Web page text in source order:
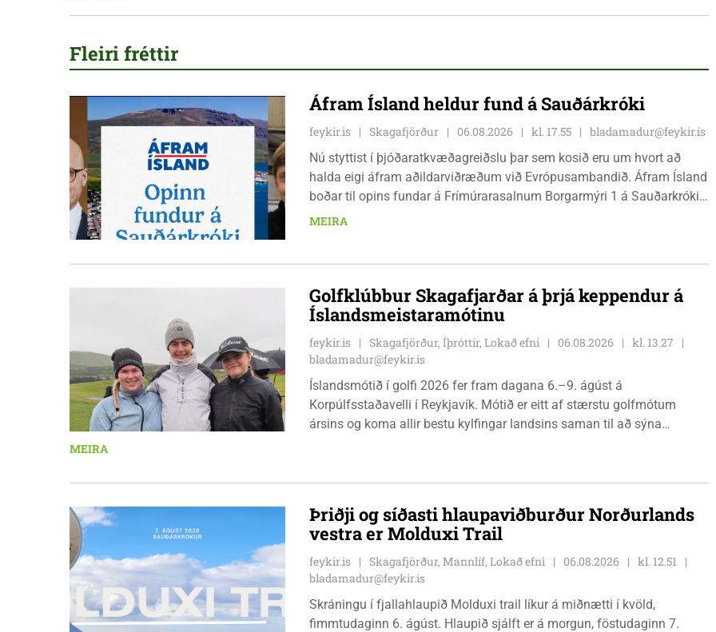
Fleiri fréttir
Áfram Ísland heldur fund á Sauðárkróki
feykir.is Skagafjörður 06.08.2026 kl. 17.55
bladamadur@feykir.is
Nú styttist í þjóðaratkvæðagreiðslu þar sem kosið eru um hvort að
halda eigi áfram aðildarviðræðum við Evrópusambandið. Áfram Ísland
boðar til opins fundar á Frímúrarasalnum Borgarmýri 1 á Sauðarkróki,
laugardaginn 8. ágúst kl. 17:30. Fundurinn er öllum opinn en skráning
MEIRA
Golfklúbbur Skagafjarðar á þrjá keppendur á
Íslandsmeistaramótinu
feykir.is Skagafjörður, Íþróttir, Lokað efni 06.08.2026
kl. 13.27
bladamadur@feykir.is
Íslandsmótið í golfi 2026 fer fram dagana 6.–9. ágúst á
Korpúlfsstaðavelli í Reykjavík. Mótið er eitt af stærstu golfmótum
ársins og koma allir bestu kylfingar landsins saman til að sýna
nýkrýndur klúbbmeistari GSS, og Unu Karen Guðmundsdóttur.
MEIRA
Þriðji og síðasti hlaupaviðburður Norðurlands
vestra er Molduxi Trail
feykir.is Skagafjörður, Mannlíf, Lokað efni 06.08.2026
kl. 12.51
bladamadur@feykir.is
Skráningu í fjallahlaupið Molduxi trail líkur á miðnætti í kvöld,
fimmtudaginn 6. ágúst. Hlaupið sjálft er á morgun, föstudaginn 7.